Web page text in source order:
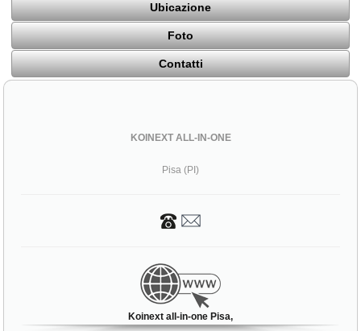
Ubicazione
Foto
Contatti
KOINEXT ALL-IN-ONE
Pisa (PI)
Koinext all-in-one Pisa,